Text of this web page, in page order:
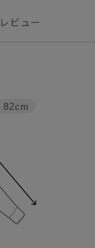
レビュー
82cm